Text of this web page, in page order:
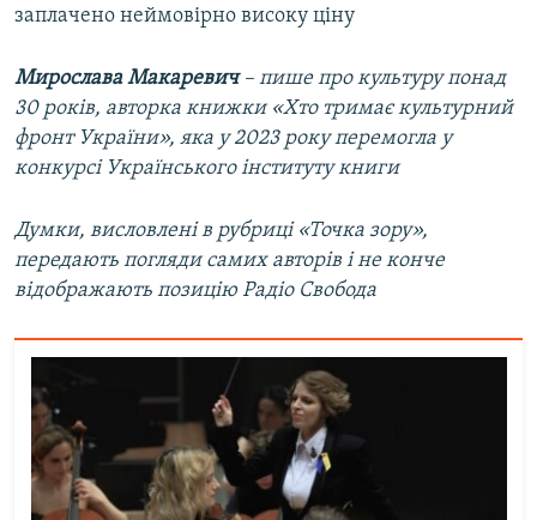
заплачено неймовірно високу ціну
Мирослава Макаревич– пише про культуру понад
30 років, авторка книжки «Хто тримає культурний
фронт України», яка у 2023 року перемогла у
конкурсі Українського інституту книги
Думки, висловлені в рубриці «Точка зору»,
передають погляди самих авторів і не конче
відображають позицію Радіо Свобода